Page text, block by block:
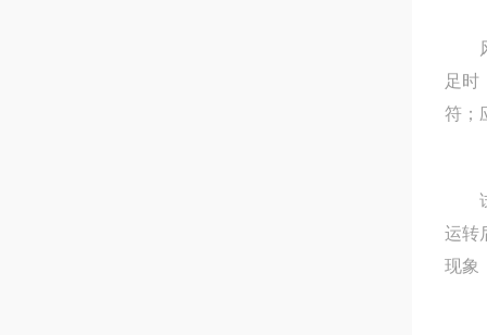
风
足时
符
试
运转
现象